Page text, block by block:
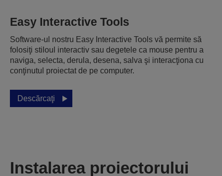
Easy Interactive Tools
Software-ul nostru Easy Interactive Tools vă permite să
folosiţi stiloul interactiv sau degetele ca mouse pentru a
naviga, selecta, derula, desena, salva şi interacţiona cu
conţinutul proiectat de pe computer.
Descărcaţi
Instalarea proiectorului